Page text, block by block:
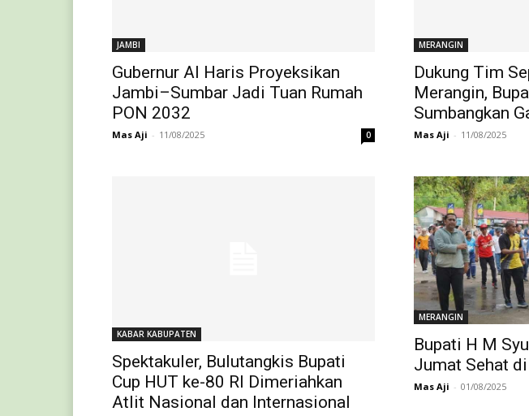
JAMBI
Gubernur Al Haris Proyeksikan
Jambi–Sumbar Jadi Tuan Rumah
PON 2032
Mas Aji - 11/08/2025 0
MERANGIN
Dukung Tim
Merangin,
Sumbangkan
Mas Aji - 11/08/2025
KABAR KABUPATEN
Spektakuler, Bulutangkis Bupati
Cup HUT ke-80 RI Dimeriahkan
Atlit Nasional dan Internasional
MERANGIN
Bupati H M
Jumat Sehat
Mas Aji - 01/08/2025